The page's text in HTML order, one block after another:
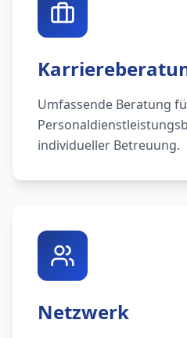
Umfassende Beratung
individueller Betreuung.
Netzwerk